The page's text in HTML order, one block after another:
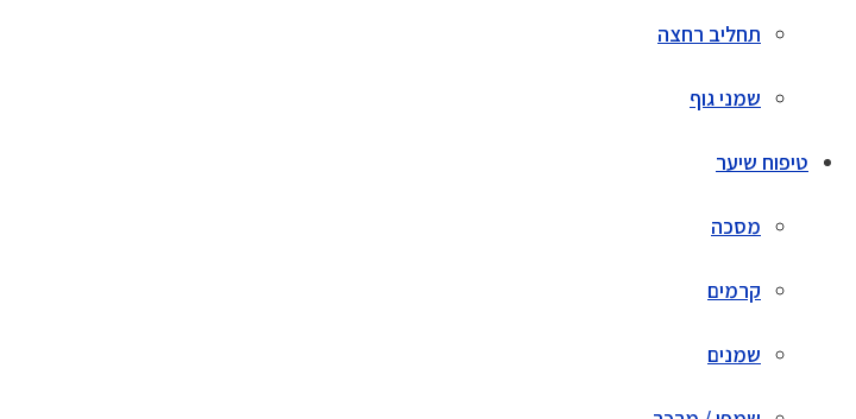
תחליב רחצה
שמני גוף
טיפוח שיער
מסכה
קרמים
שמנים